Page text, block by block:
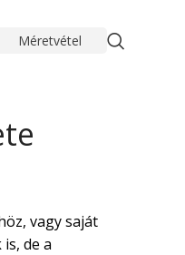
Méretvétel
vagy saját
de a